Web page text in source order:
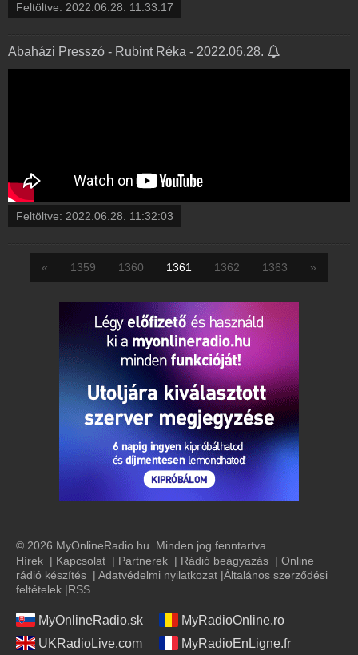
Feltöltve: 2022.06.28. 11:33:17
Abaházi Presszó - Rubint Réka - 2022.06.28.
Feltöltve: 2022.06.28. 11:32:03
« 1359 1360 1361 1362 1363 »
© 2026 MyOnlineRadio.hu. Minden jog fenntartva.
Hírek | Kapcsolat | Partnerek | Rádió beágyazás | Online
rádió készítés | Adatvédelmi nyilatkozat |Általános szerződési
feltételek |RSS
MyOnlineRadio.sk
MyRadioOnline.ro
UKRadioLive.com
MyRadioEnLigne.fr